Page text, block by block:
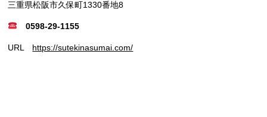
三重県松阪市久保町1330番地8
0598-29-1155
URL https://sutekinasumai.com/